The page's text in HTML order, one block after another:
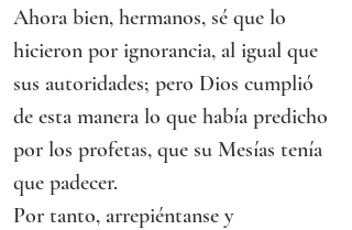
Ahora bien, hermanos, sé que lo
hicieron por ignorancia, al igual que
sus autoridades; pero Dios cumplió
de esta manera lo que había predicho
por los profetas, que su Mesías tenía
que padecer.
Por tanto, arrepiéntanse y